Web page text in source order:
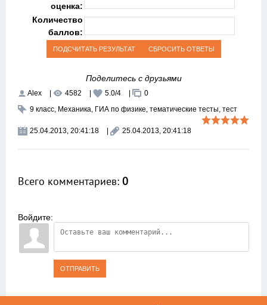
оценка:
Количество
баллов:
Поделитесь с друзьями
Alex 4582 5.0/4
0
9 класс, Механика, ГИА по физике, тематические тесты, тест
25.04.2013, 20:41:18 25.04.2013, 20:41:18
Всего комментариев: 0
Войдите:
ОТПРАВИТЬ